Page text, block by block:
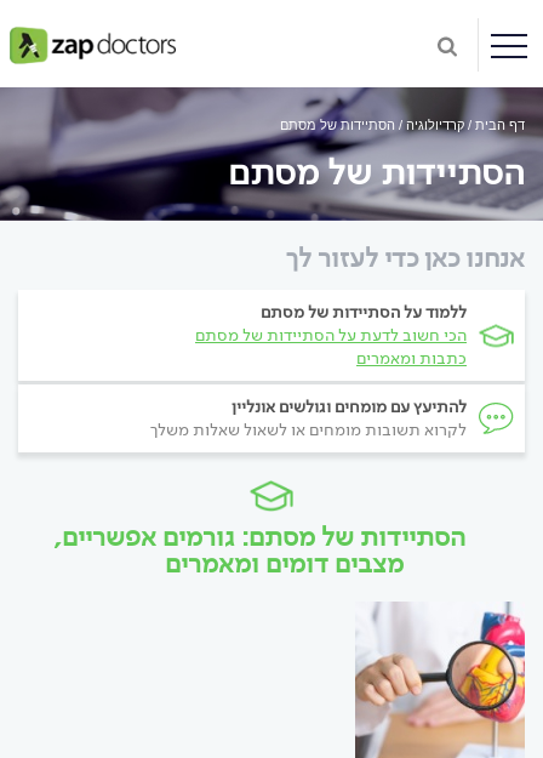
דף הבית קרדיולוגיה הסתיידות של מסתם
הסתיידות של מסתם
אנחנו כאן כדי לעזור לך
ללמוד על הסתיידות של מסתם
הכי חשוב לדעת על הסתיידות של מסתם
כתבות ומאמרים
להתיעץ עם מומחים וגולשים אונליין
לקרוא תשובות מומחים או לשאול שאלות משלך
הסתיידות של מסתם: גורמים אפשריים,
מצבים דומים ומאמרים